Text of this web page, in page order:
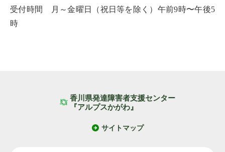
受付時間 月～金曜日（祝日等を除く）午前9時〜午後5
時
香川県発達障害者支援センター
『アルプスかがわ』
サイトマップ